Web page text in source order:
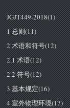
JGJT449-2018(1)
1 总则(11)
2 术语和符号(12)
2.1 术语(12)
2.2 符号(12)
3 基本规定(16)
4 室外物理环境(17)